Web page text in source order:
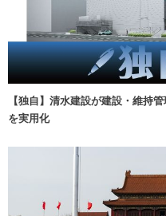
【独自】清水建設が建設・維持
を実用化